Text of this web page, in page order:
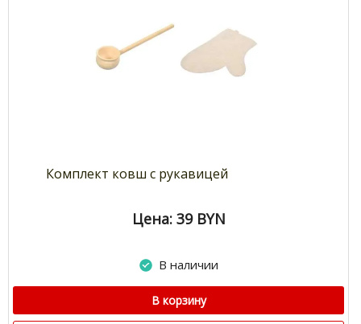
Комплект ковш с рукавицей
Цена: 39 BYN
В наличии
В корзину